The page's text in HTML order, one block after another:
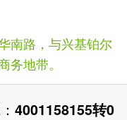
南路，与兴基铂尔
务地带。
4001158155转0